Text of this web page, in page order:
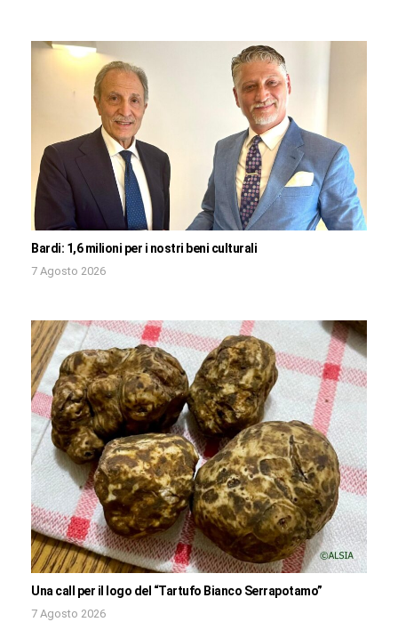
Bardi: 1,6 milioni per i nostri beni culturali
7 Agosto 2026
Una call per il logo del “Tartufo Bianco Serrapotamo”
7 Agosto 2026